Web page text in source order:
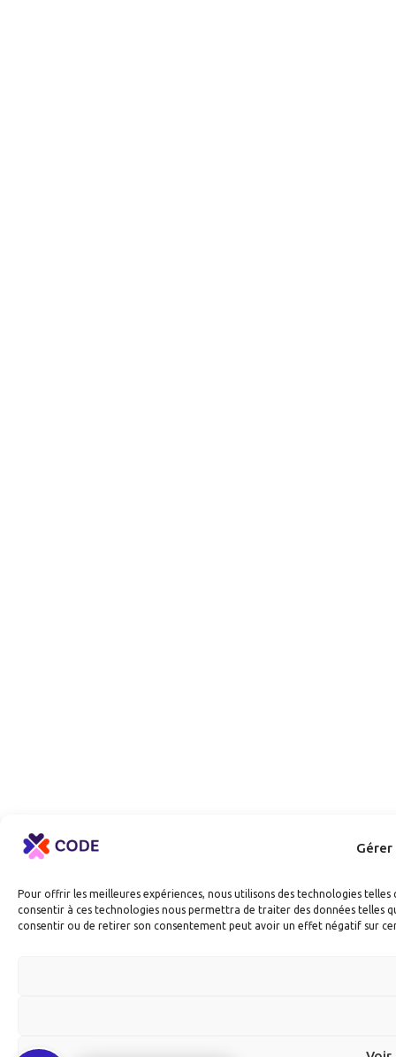
Pour offrir les meilleures expériences, nous utilisons des technologies
consentir à ces technologies nous permettra de traiter des données telles
consentir ou de retirer son consentement peut avoir un effet négatif sur